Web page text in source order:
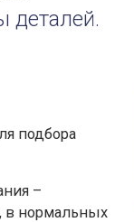
деталей.
подбора
–
в нормальных